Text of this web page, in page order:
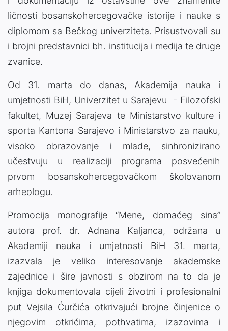
ličnosti bosanskohercegovačke istorije i nauke s
diplomom sa Bečkog univerziteta. Prisustvovali su
i brojni predstavnici bh. institucija i medija te druge
zvanice.
Od 31. marta do danas, Akademija nauka i
umjetnosti BiH, Univerzitet u Sarajevu - Filozofski
fakultet, Muzej Sarajeva te Ministarstvo kulture i
sporta Kantona Sarajevo i Ministarstvo za nauku,
visoko obrazovanje i mlade, sinhronizirano
učestvuju u realizaciji programa posvećenih
prvom bosanskohercegovačkom školovanom
arheologu.
Promocija monografije “Mene, domaćeg sina”
autora prof. dr. Adnana Kaljanca, održana u
Akademiji nauka i umjetnosti BiH 31. marta,
izazvala je veliko interesovanje akademske
zajednice i šire javnosti s obzirom na to da je
knjiga dokumentovala cijeli životni i profesionalni
put Vejsila Ćurčića otkrivajući brojne činjenice o
njegovim otkrićima, pothvatima, izazovima i